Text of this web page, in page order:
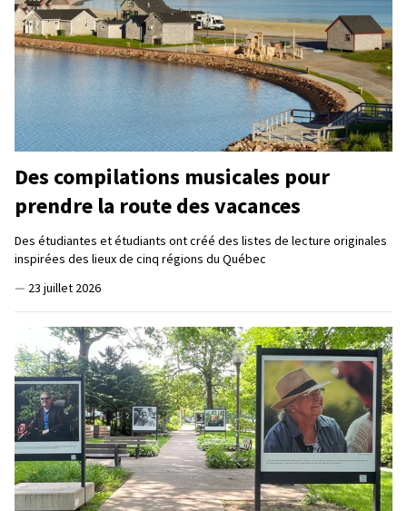
Des compilations musicales pour
prendre la route des vacances
Des étudiantes et étudiants ont créé des listes de lecture originales
inspirées des lieux de cinq régions du Québec
— 23 juillet 2026